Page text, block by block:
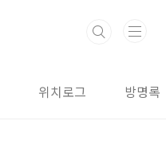
위치로그 방명록